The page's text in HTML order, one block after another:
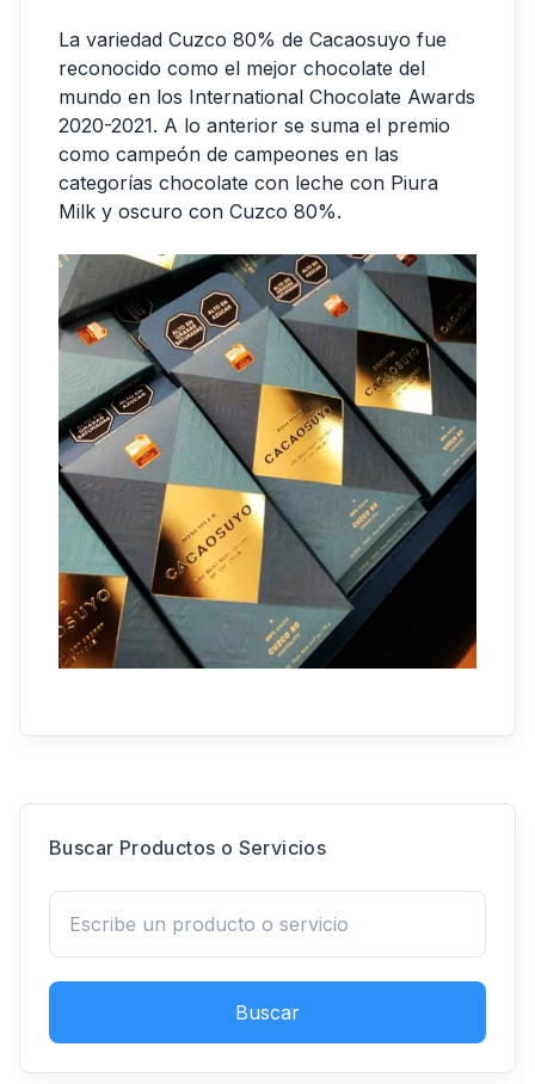
La variedad Cuzco 80% de Cacaosuyo fue
reconocido como el mejor chocolate del
mundo en los International Chocolate Awards
2020-2021. A lo anterior se suma el premio
como campeón de campeones en las
categorías chocolate con leche con Piura
Milk y oscuro con Cuzco 80%.
Buscar Productos o Servicios
Buscar